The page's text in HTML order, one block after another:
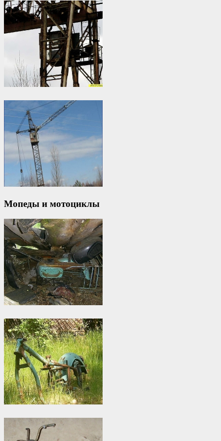
Мопеды и мотоциклы